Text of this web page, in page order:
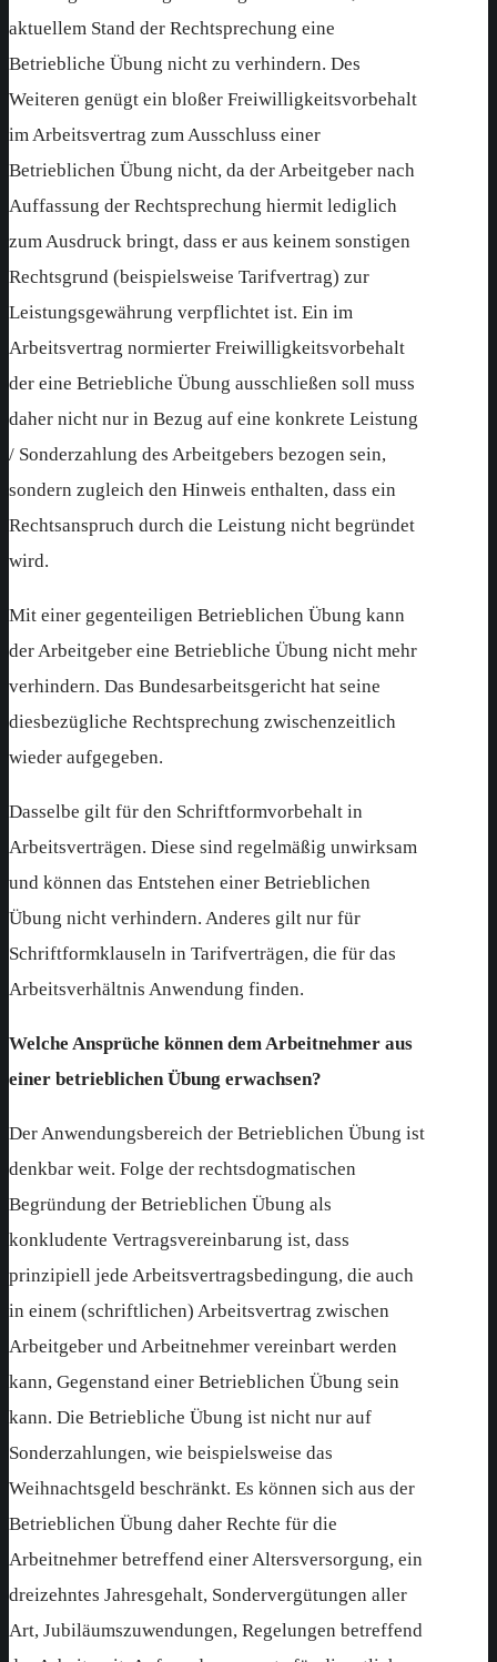
aktuellem Stand der Rechtsprechung eine
Betriebliche Übung nicht zu verhindern. Des
Weiteren genügt ein bloßer Freiwilligkeitsvorbehalt
im Arbeitsvertrag zum Ausschluss einer
Betrieblichen Übung nicht, da der Arbeitgeber nach
Auffassung der Rechtsprechung hiermit lediglich
zum Ausdruck bringt, dass er aus keinem sonstigen
Rechtsgrund (beispielsweise Tarifvertrag) zur
Leistungsgewährung verpflichtet ist. Ein im
Arbeitsvertrag normierter Freiwilligkeitsvorbehalt
der eine Betriebliche Übung ausschließen soll muss
daher nicht nur in Bezug auf eine konkrete Leistung
/ Sonderzahlung des Arbeitgebers bezogen sein,
sondern zugleich den Hinweis enthalten, dass ein
Rechtsanspruch durch die Leistung nicht begründet
wird.
Mit einer gegenteiligen Betrieblichen Übung kann
der Arbeitgeber eine Betriebliche Übung nicht mehr
verhindern. Das Bundesarbeitsgericht hat seine
diesbezügliche Rechtsprechung zwischenzeitlich
wieder aufgegeben.
Dasselbe gilt für den Schriftformvorbehalt in
Arbeitsverträgen. Diese sind regelmäßig unwirksam
und können das Entstehen einer Betrieblichen
Übung nicht verhindern. Anderes gilt nur für
Schriftformklauseln in Tarifverträgen, die für das
Arbeitsverhältnis Anwendung finden.
Welche Ansprüche können dem Arbeitnehmer aus
einer betrieblichen Übung erwachsen?
Der Anwendungsbereich der Betrieblichen Übung ist
denkbar weit. Folge der rechtsdogmatischen
Begründung der Betrieblichen Übung als
konkludente Vertragsvereinbarung ist, dass
prinzipiell jede Arbeitsvertragsbedingung, die auch
in einem (schriftlichen) Arbeitsvertrag zwischen
Arbeitgeber und Arbeitnehmer vereinbart werden
kann, Gegenstand einer Betrieblichen Übung sein
kann. Die Betriebliche Übung ist nicht nur auf
Sonderzahlungen, wie beispielsweise das
Weihnachtsgeld beschränkt. Es können sich aus der
Betrieblichen Übung daher Rechte für die
Arbeitnehmer betreffend einer Altersversorgung, ein
dreizehntes Jahresgehalt, Sondervergütungen aller
Art, Jubiläumszuwendungen, Regelungen betreffend